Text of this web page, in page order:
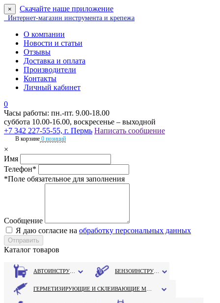
× Скачайте наше приложение
Интернет-магазин инструмента и крепежа
О компании
Новости и статьи
Отзывы
Доставка и оплата
Производители
Контакты
Личный кабинет
0
Часы работы: пн.-пт. 9.00-18.00
суббота 10.00-16.00, воскресенье – выходной
+7 342 227-55-55, г. Пермь Написать сообщение
В корзине 0 позиций
×
Имя
Телефон*
*Поле обязательное для заполнения
Сообщение
Я даю согласие на обработку персональных данных
Каталог товаров